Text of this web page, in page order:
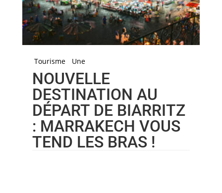
Tourisme Une
NOUVELLE
DESTINATION AU
DÉPART DE BIARRITZ
: MARRAKECH VOUS
TEND LES BRAS !